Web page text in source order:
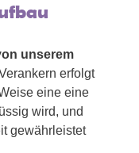
unserem
erfolgt
eine eine
wird, und
gewährleistet